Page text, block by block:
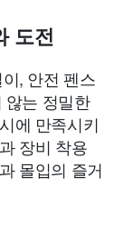
도전
, 안전 펜스
않는 정밀한
에 만족시키
장비 착용
몰입의 즐거